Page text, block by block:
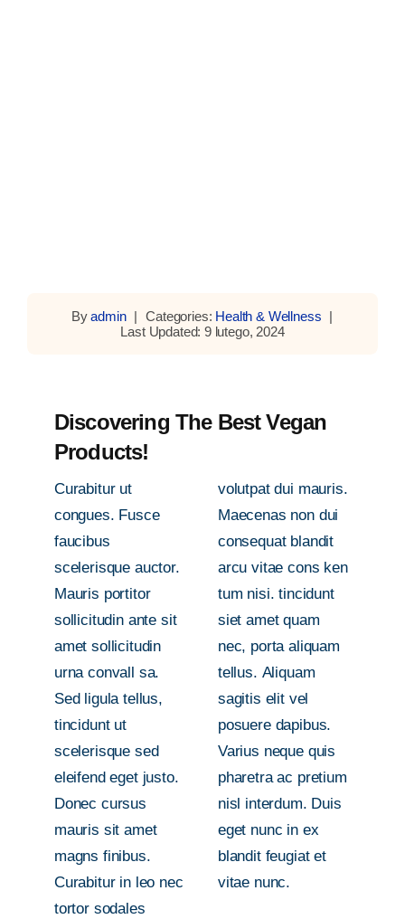
Byadmin | Categories: Health & Wellness |
Last Updated: 9 lutego, 2024
Discovering The Best Vegan
Products!
Curabitur ut
congues. Fusce
faucibus
scelerisque auctor.
Mauris portitor
sollicitudin ante sit
amet sollicitudin
urna convall sa.
Sed ligula tellus,
tincidunt ut
scelerisque sed
eleifend eget justo.
Donec cursus
mauris sit amet
magns finibus.
Curabitur in leo nec
tortor sodales
volutpat dui mauris.
Maecenas non dui
consequat blandit
arcu vitae cons ken
tum nisi. tincidunt
siet amet quam
nec, porta aliquam
tellus. Aliquam
sagitis elit vel
posuere dapibus.
Varius neque quis
pharetra ac pretium
nisl interdum. Duis
eget nunc in ex
blandit feugiat et
vitae nunc.